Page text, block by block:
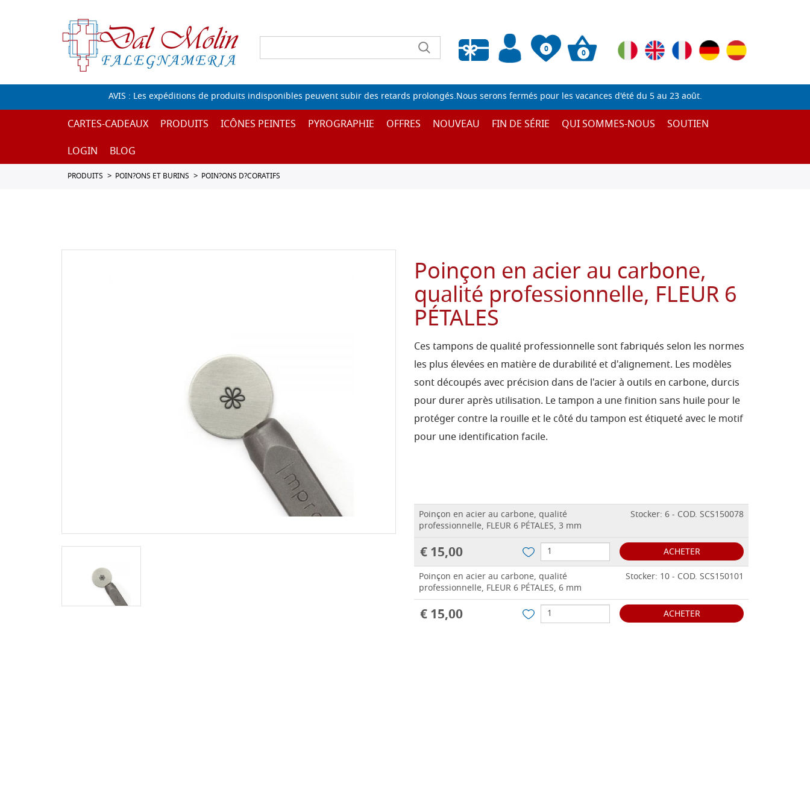
0
Liste de souhaits vide
0
AVIS : Les expéditions de produits indisponibles peuvent subir des retards prolongés.Nous serons fermés pour les vacances d'été du 5 au 23 août.
CARTES-CADEAUX PRODUITS ICÔNES PEINTES PYROGRAPHIE OFFRES NOUVEAU FIN DE SÉRIE QUI SOMMES-NOUS
SOUTIEN
LOGIN
BLOG
PRODUITS POIN?ONS ET BURINS POIN?ONS D?CORATIFS
Poinçon en acier au carbone,
qualité professionnelle, FLEUR 6
PÉTALES
Ces tampons de qualité professionnelle sont fabriqués selon les normes
les plus élevées en matière de durabilité et d'alignement. Les modèles
sont découpés avec précision dans de l'acier à outils en carbone, durcis
pour durer après utilisation. Le tampon a une finition sans huile pour le
protéger contre la rouille et le côté du tampon est étiqueté avec le motif
pour une identification facile.
Poinçon en acier au carbone, qualité
professionnelle, FLEUR 6 PÉTALES, 3 mm
Stocker: 6 - COD. SCS150078
€ 15,00
ACHETER
Poinçon en acier au carbone, qualité
professionnelle, FLEUR 6 PÉTALES, 6 mm
Stocker: 10 - COD. SCS150101
€ 15,00 ACHETER